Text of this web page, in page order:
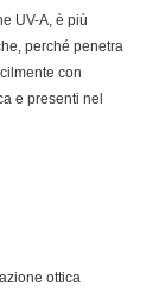
UV-A, è più
perché penetra
con
e presenti nel
ottica